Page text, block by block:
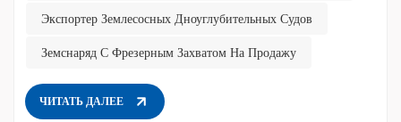
ход проекта, но и эффективно снижает долгосрочные
Экспортер Землесосных Дноуглубительных Судов
Земснаряд С Фрезерным Захватом На Продажу
ЧИТАТЬ ДАЛЕЕ